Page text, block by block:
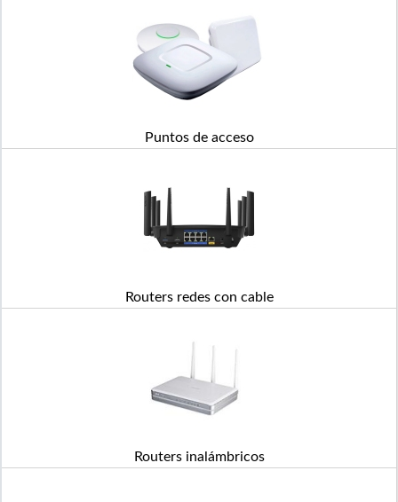
Puntos de acceso
Routers redes con cable
Routers inalámbricos